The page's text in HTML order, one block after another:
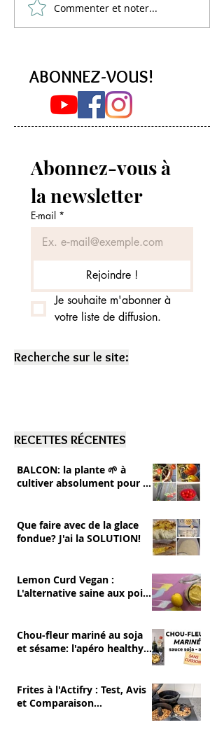
Lemon Curd Vegan :
L'alternative saine aux pois
Commenter et noter...
ABONNEZ-VOUS!
Abonnez-vous à
la newsletter
E-mail *
Rejoindre !
Je souhaite m'abonner à
votre liste de diffusion.
Recherche sur le site:
RECETTES RÉCENTES
BALCON: la plante 🌱 à
cultiver absolument pour se
Que faire avec de la glace
fondue? J'ai la SOLUTION!
Lemon Curd Vegan :
L'alternative saine aux pois
Chou-fleur mariné au soja
et sésame: l'apéro healthy
Frites à l'Actifry : Test, Avis
et Comparaison